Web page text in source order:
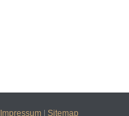
Impressum | Sitemap